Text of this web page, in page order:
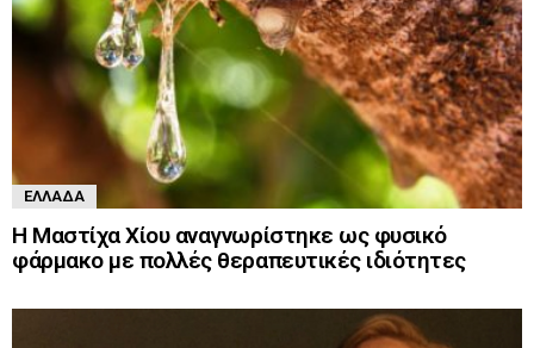
ΕΛΛΆΔΑ
Η Μαστίχα Χίου αναγνωρίστηκε ως φυσικό
φάρμακο με πολλές θεραπευτικές ιδιότητες